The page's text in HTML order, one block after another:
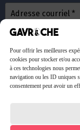
Pour offrir les meilleures
cookies pour stocker et/ou
à ces technologies nous
navigation ou les ID uniques
consentement peut avoir un
emails. Vous
moment. Consultez
pour plus
Faire un don à